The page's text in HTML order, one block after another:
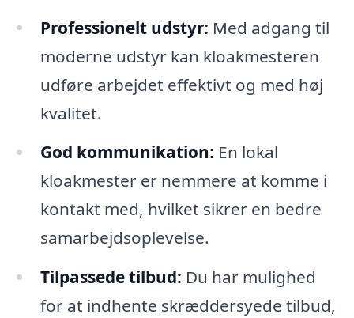
Professionelt udstyr: Med adgang til
moderne udstyr kan kloakmesteren
udføre arbejdet effektivt og med høj
kvalitet.
God kommunikation: En lokal
kloakmester er nemmere at komme i
kontakt med, hvilket sikrer en bedre
samarbejdsoplevelse.
Tilpassede tilbud: Du har mulighed
for at indhente skræddersyede tilbud,